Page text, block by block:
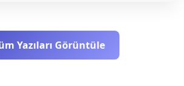
Yazıları Görüntüle